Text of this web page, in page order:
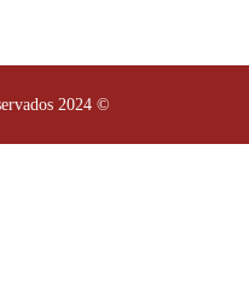
2024 ©